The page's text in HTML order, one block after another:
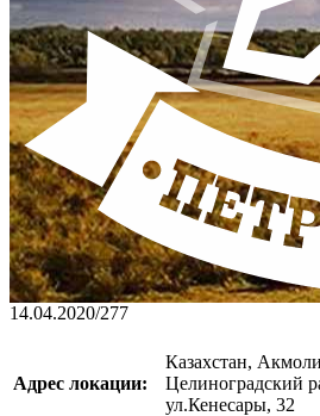
14.04.2020/277
Адрес локации:
Казахстан,
Целиноградский
ул.Кенесары, 32